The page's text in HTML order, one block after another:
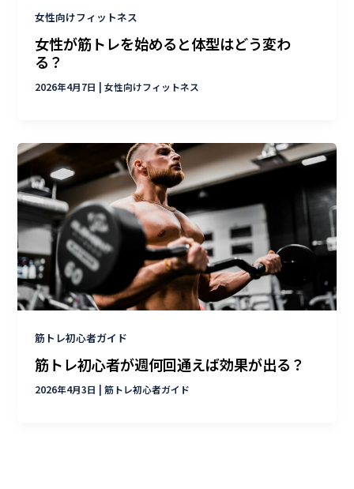
女性向けフィットネス
女性が筋トレを始めると体型はどう変わ
る？
2026年4月7日 |女性向けフィットネス
筋トレ初心者ガイド
筋トレ初心者が週何回通えば効果が出る？
2026年4月3日 |筋トレ初心者ガイド